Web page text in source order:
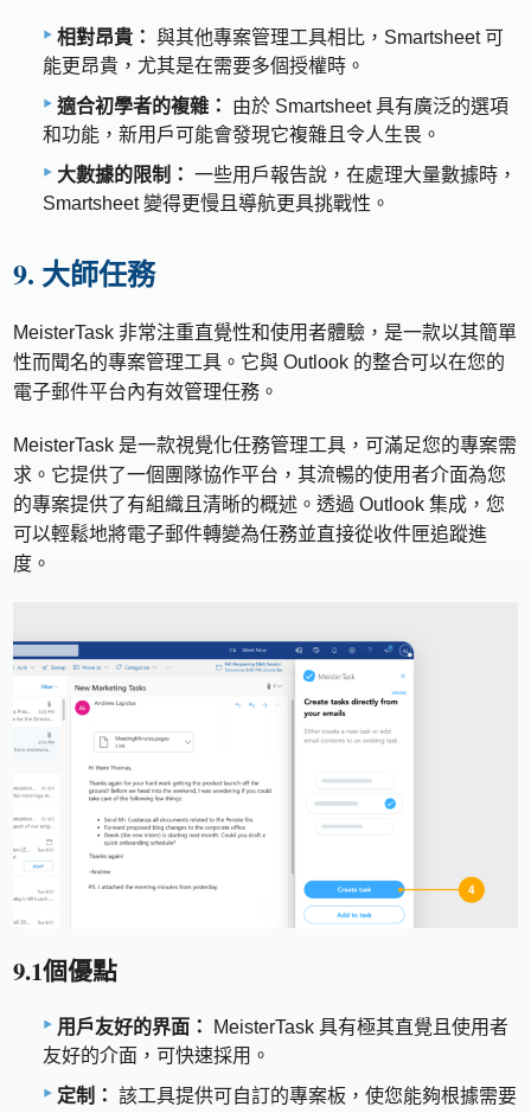
相對昂貴： 與其他專案管理工具相比，Smartsheet 可
能更昂貴，尤其是在需要多個授權時。
適合初學者的複雜：
由於 Smartsheet 具有廣泛的選項
和功能，新用戶可能會發現它複雜且令人生畏。
大數據的限制： 一些用戶報告說，在處理大量數據時，
Smartsheet 變得更慢且導航更具挑戰性。
9. 大師任務
MeisterTask 非常注重直覺性和使用者體驗，是一款以其簡單
性而聞名的專案管理工具。它與 Outlook 的整合可以在您的
電子郵件平台內有效管理任務。
MeisterTask 是一款視覺化任務管理工具，可滿足您的專案需
求。它提供了一個團隊協作平台，其流暢的使用者介面為您
的專案提供了有組織且清晰的概述。透過 Outlook 集成，您
可以輕鬆地將電子郵件轉變為任務並直接從收件匣追蹤進
度。
9.1個優點
用戶友好的界面：
MeisterTask 具有極其直覺且使用者
友好的介面，可快速採用。
定制： 該工具提供可自訂的專案板，使您能夠根據需要